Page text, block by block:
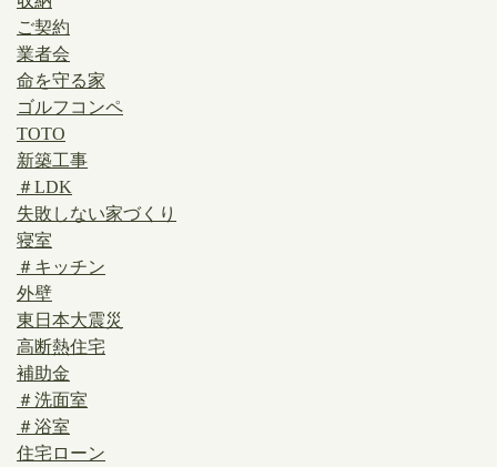
ご契約
業者会
命を守る家
ゴルフコンペ
TOTO
新築工事
＃LDK
失敗しない家づくり
寝室
＃キッチン
外壁
東日本大震災
高断熱住宅
補助金
＃洗面室
＃浴室
住宅ローン